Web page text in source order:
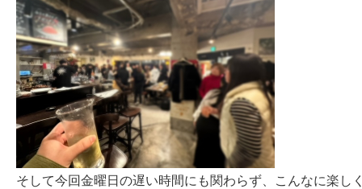
そして今回金曜日の遅い時間にも関わらず、こんなに楽し